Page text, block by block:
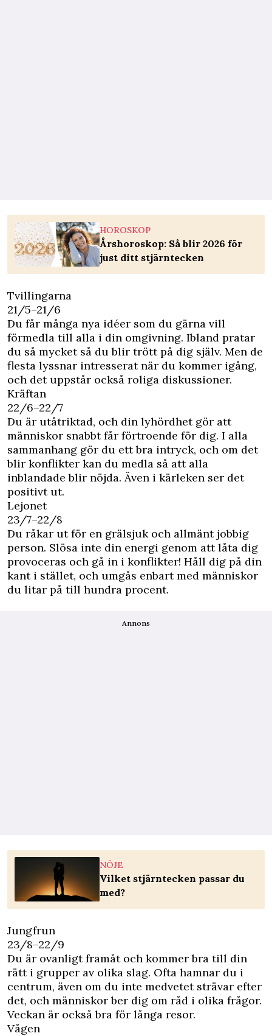
HOROSKOP
Årshoroskop: Så blir 2026 för
just ditt stjärntecken
Tvillingarna
21/5–21/6
Du får många nya idéer som du gärna vill
förmedla till alla i din omgivning. Ibland pratar
du så mycket så du blir trött på dig själv. Men de
flesta lyssnar intresserat när du kommer igång,
och det uppstår också roliga diskussioner.
Kräftan
22/6–22/7
Du är utåtriktad, och din lyhördhet gör att
människor snabbt får förtroende för dig. I alla
sammanhang gör du ett bra intryck, och om det
blir konflikter kan du medla så att alla
inblandade blir nöjda. Även i kärleken ser det
positivt ut.
Lejonet
23/7–22/8
Du råkar ut för en grälsjuk och allmänt jobbig
person. Slösa inte din energi genom att låta dig
provoceras och gå in i konflikter! Håll dig på din
kant i stället, och umgås enbart med människor
du litar på till hundra procent.
Annons
NÖJE
Vilket stjärntecken passar du
med?
Jungfrun
23/8–22/9
Du är ovanligt framåt och kommer bra till din
rätt i grupper av olika slag. Ofta hamnar du i
centrum, även om du inte medvetet strävar efter
det, och människor ber dig om råd i olika frågor.
Veckan är också bra för långa resor.
Vågen